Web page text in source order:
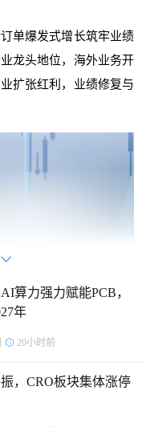
单爆发式增长筑牢业绩
龙头地位，海外业务开
扩张红利，业绩修复与
柏诚股份2026年开年订
公司增长乏力的固有认

算力强力赋能PCB，
年
20小时前
，CRO板块集体涨停